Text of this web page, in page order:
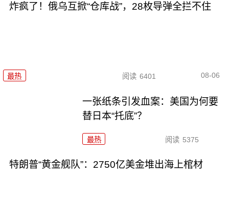
炸疯了！俄乌互掀“仓库战”，28枚导弹全拦不住
最热 阅读 6401 08-06
一张纸条引发血案：美国为何要
替日本“托底”？
最热 阅读 5375
特朗普“黄金舰队”：2750亿美金堆出海上棺材